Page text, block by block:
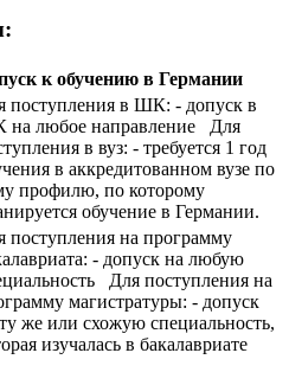
к обучению в Германии
поступления в ШК: - допуск в
любое направление Для
в вуз: - требуется 1 год
в аккредитованном вузе по
профилю, по которому
обучение в Германии.
поступления на программу
- допуск на любую
Для поступления на
магистратуры: - допуск
же или схожую специальность,
изучалась в бакалавриате